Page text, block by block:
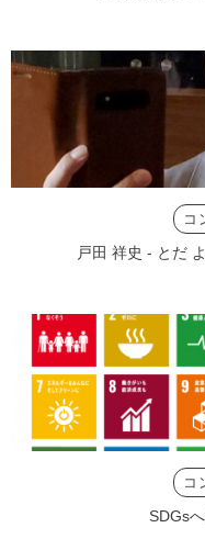
コ
戸田 祥史 - とだ
コ
SDGs